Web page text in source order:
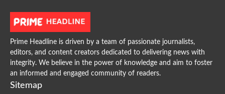
Prime Headline is driven by a team of passionate journalists,
editors, and content creators dedicated to delivering news with
integrity. We believe in the power of knowledge and aim to foster
an informed and engaged community of readers.
Sitemap